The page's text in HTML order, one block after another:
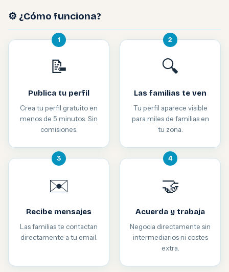
⚙️ ¿Cómo funciona?
1
📝
Publica tu perfil
Crea tu perfil gratuito en
menos de 5 minutos. Sin
comisiones.
2
🔍
Las familias te ven
Tu perfil aparece visible
para miles de familias en
tu zona.
3
✉️
Recibe mensajes
Las familias te contactan
directamente a tu email.
4
🤝
Acuerda y trabaja
Negocia directamente sin
intermediarios ni costes
extra.